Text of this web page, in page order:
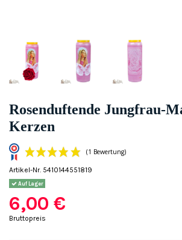
Rosenduftende Jungfrau-
Kerzen
Artikel-Nr. 5410144551819
Auf Lager
6,00 €
Bruttopreis